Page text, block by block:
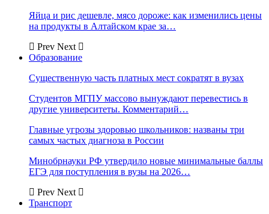
Яйца и рис дешевле, мясо дороже: как изменились цены
на продукты в Алтайском крае за…
Prev Next
Образование
Существенную часть платных мест сократят в вузах
Студентов МГПУ массово вынуждают перевестись в
другие университеты. Комментарий…
Главные угрозы здоровью школьников: названы три
самых частых диагноза в России
Минобрнауки РФ утвердило новые минимальные баллы
ЕГЭ для поступления в вузы на 2026…
Prev Next
Транспорт